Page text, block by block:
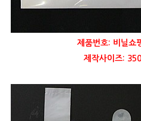
제품번호: 비닐쇼
제작사이즈: